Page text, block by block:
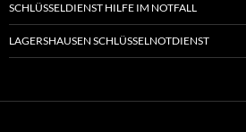
SCHLÜSSELDIENST HILFE IM NOTFALL
LAGERSHAUSEN SCHLÜSSELNOTDIENST